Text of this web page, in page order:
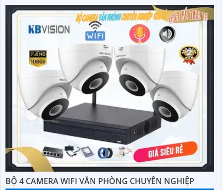
BỘ 4 CAMERA WIFI VĂN PHÒNG CHUYÊN NGHIỆP